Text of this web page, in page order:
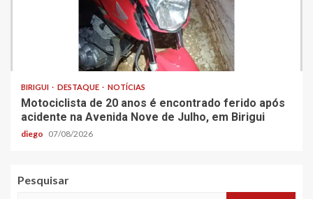
BIRIGUI DESTAQUE NOTÍCIAS
Motociclista de 20 anos é encontrado ferido após
acidente na Avenida Nove de Julho, em Birigui
diego 07/08/2026
Pesquisar